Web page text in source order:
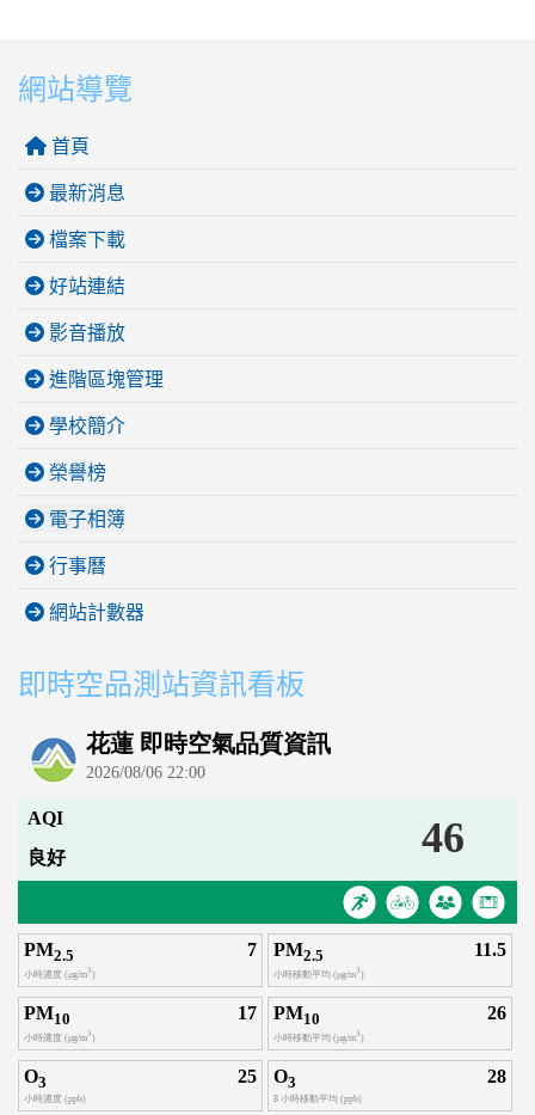
網站導覽
首頁
最新消息
檔案下載
好站連結
影音播放
進階區塊管理
學校簡介
榮譽榜
電子相簿
行事曆
網站計數器
即時空品測站資訊看板